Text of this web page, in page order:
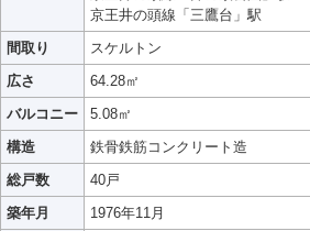
京王井の頭線「三鷹台」駅
間取り
スケルトン
広さ
64.28㎡
バルコニー
5.08㎡
構造
鉄骨鉄筋コンクリート造
総戸数
40戸
築年月
1976年11月